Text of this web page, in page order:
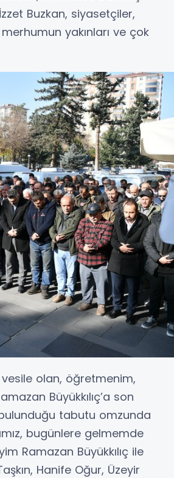
Buzkan, siyasetçiler,
yakınları ve çok
vesile olan, öğretmenim,
Büyükkılıç’a son
tabutu omzunda
bugünlere gelmemde
Ramazan Büyükkılıç ile
Hanife Oğur, Üzeyir